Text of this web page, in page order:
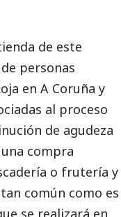
de este
personas
en A Coruña y
al proceso
de agudeza
compra
o frutería y
común como es